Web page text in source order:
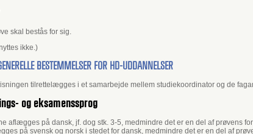
skal bestås for sig.
ikke.)
BESTEMMELSER FOR HD-UDDANNELSER
tilrettelægges i et samarbejde mellem studiekoordinator og de
og eksamenssprog
aflægges på dansk, jf. dog stk. 3-5, medmindre det er en del af prøvens
på svensk og norsk i stedet for dansk, medmindre det er en del af